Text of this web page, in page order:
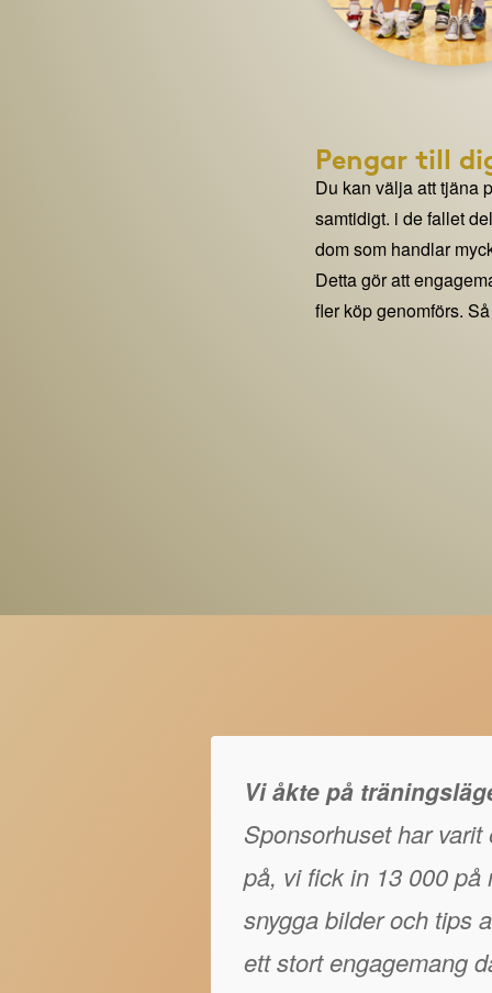
Pengar till
Du kan välja att tjäna
samtidigt. i de fallet
dom som handlar
Detta gör att
fler köp genomförs.
Vi åkte på
Sponsorhuset har
på, vi fick in 13 000 på
snygga bilder och tips
ett stort engagemang